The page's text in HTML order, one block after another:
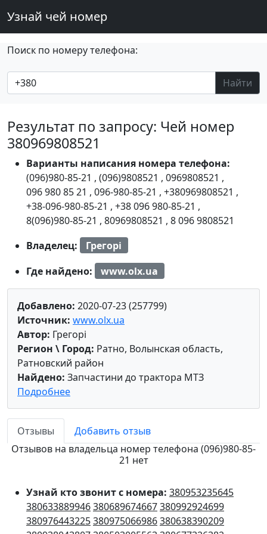
Узнай чей номер
Поиск по номеру телефона:
Найти
Результат по запросу: Чей номер
380969808521
Варианты написания номера телефона:
(096)980-85-21 , (096)9808521 , 0969808521 ,
096 980 85 21 , 096-980-85-21 , +380969808521 ,
+38-096-980-85-21 , +38 096 980-85-21 ,
8(096)980-85-21 , 80969808521 , 8 096 9808521
Владелец:
Грегорі
Где найдено:
www.olx.ua
Добавлено: 2020-07-23 (257799)
Источник: www.olx.ua
Автор: Грегорі
Регион \ Город: Ратно, Волынская область,
Ратновский район
Найдено: Запчастини до трактора МТЗ
Подробнее
Отзывы
Добавить отзыв
Отзывов на владельца номер телефона (096)980-85-
21 нет
Узнай кто звонит с номера: 380953235645
380633889946380689674667380992924699
380976443225380975066986380638390209